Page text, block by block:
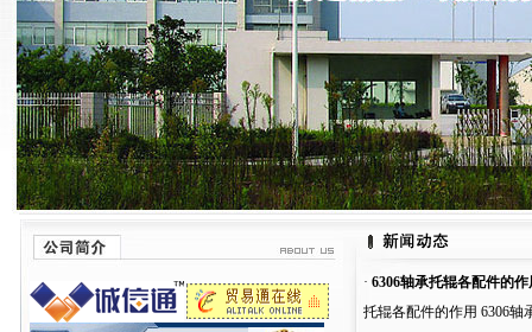
· 6306轴承托辊各配件的作
托辊各配件的作用 6306轴